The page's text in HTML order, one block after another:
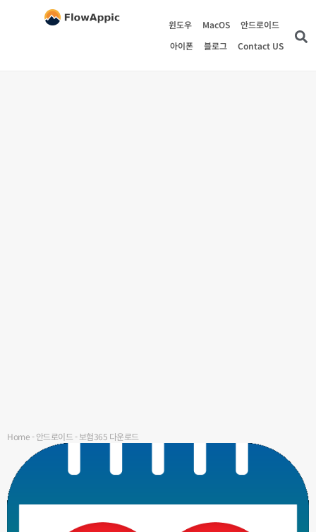
윈도우 MacOS
안드로이드
아이폰
블로그 Contact US
Home-안드로이드- 보험365 다운로드